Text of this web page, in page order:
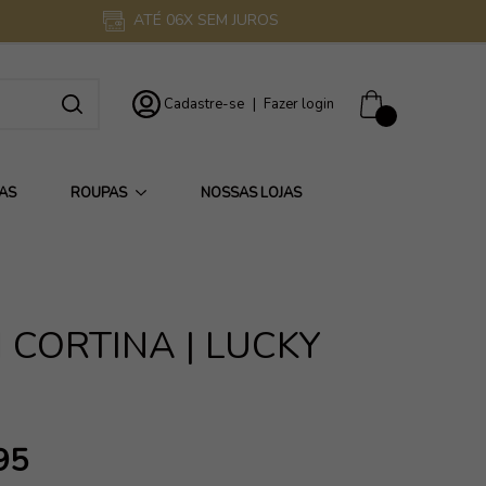
ATÉ 06X SEM JUROS
Cadastre-se Fazer login
ROUPAS NOSSAS LOJAS
| LUCKY